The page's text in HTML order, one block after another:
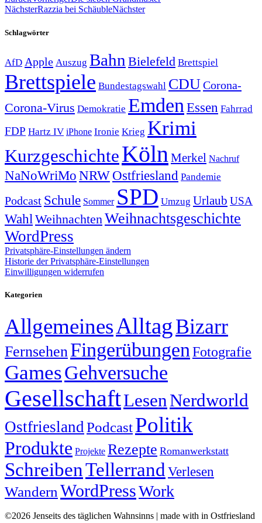
NächsterRazzia bei SchäubleNächster
Schlagwörter
AfD Apple Auszug Bahn Bielefeld Brettspiel
Brettspiele Bundestagswahl CDUCorona-
Corona-Virus Demokratie Emden Essen Fahrrad
FDP Hartz IV iPhone Ironie Krieg Krimi
KurzgeschichteKöln Merkel Nachruf
NaNoWriMo NRWOstfriesland Pandemie
Podcast Schule Sommer SPD Umzug Urlaub USA
Wahl Weihnachten Weihnachtsgeschichte
WordPress
Privatsphäre-Einstellungen ändern
Historie der Privatsphäre-Einstellungen
Einwilligungen widerrufen
Kategorien
AllgemeinesAlltagBizarr
FernsehenFingerübungen Fotografie
GamesGehversuche
GesellschaftLesenNerdworld
OstfrieslandPodcastPolitik
Produkte Projekte Rezepte Romanwerkstatt
SchreibenTellerrand Verlesen
Wandern WordPressWork
©2026 Jenseits des täglichen Wahnsinns | made with in Ostfriesland